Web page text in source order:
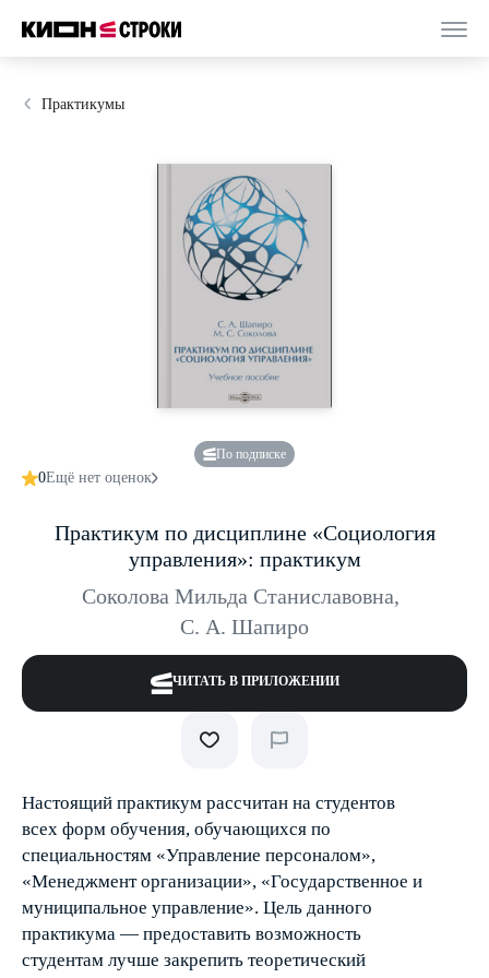
Практикумы
По подписке
0Ещё нет оценок
Практикум по дисциплине «Социология
управления»: практикум
Соколова Мильда Станиславовна,
С. А. Шапиро
ЧИТАТЬ В ПРИЛОЖЕНИИ
Настоящий практикум рассчитан на студентов
всех форм обучения, обучающихся по
специальностям «Управление персоналом»,
«Менеджмент организации», «Государственное и
муниципальное управление». Цель данного
практикума — предоставить возможность
студентам лучше закрепить теоретический